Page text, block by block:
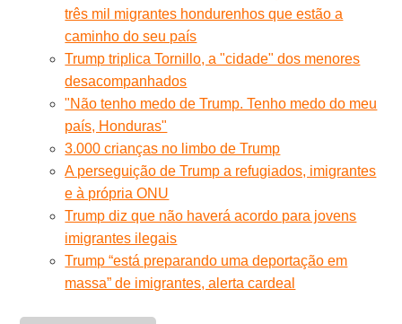
três mil migrantes hondurenhos que estão a
caminho do seu país
Trump triplica Tornillo, a "cidade" dos menores
desacompanhados
"Não tenho medo de Trump. Tenho medo do meu
país, Honduras"
3.000 crianças no limbo de Trump
A perseguição de Trump a refugiados, imigrantes
e à própria ONU
Trump diz que não haverá acordo para jovens
imigrantes ilegais
Trump “está preparando uma deportação em
massa” de imigrantes, alerta cardeal